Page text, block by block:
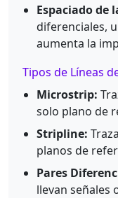
Espaciado de
diferenciales,
aumenta la
Tipos de Líneas
Microstrip:
solo plano de
Stripline:
planos de
Pares
llevan señales